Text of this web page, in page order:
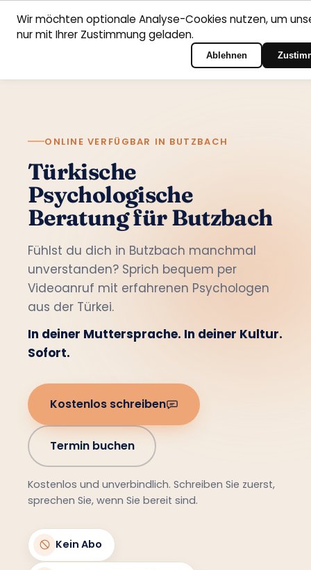
StartseiteFachbereichePsychologen
Deutsch Zum Portal-Login
ONLINE VERFÜGBAR IN BUTZBACH
Türkische
Psychologische
Beratung für Butzbach
Fühlst du dich in Butzbach manchmal
unverstanden? Sprich bequem per
Videoanruf mit erfahrenen Psychologen
aus der Türkei.
In deiner Muttersprache. In deiner Kultur.
Sofort.
Kostenlos schreiben
Termin buchen
Kostenlos und unverbindlich. Schreiben Sie zuerst,
sprechen Sie, wenn Sie bereit sind.
Kein Abo
Wir möchten optionale Analyse-Cookies nutzen, um
nur mit Ihrer Zustimmung geladen.
Ablehnen